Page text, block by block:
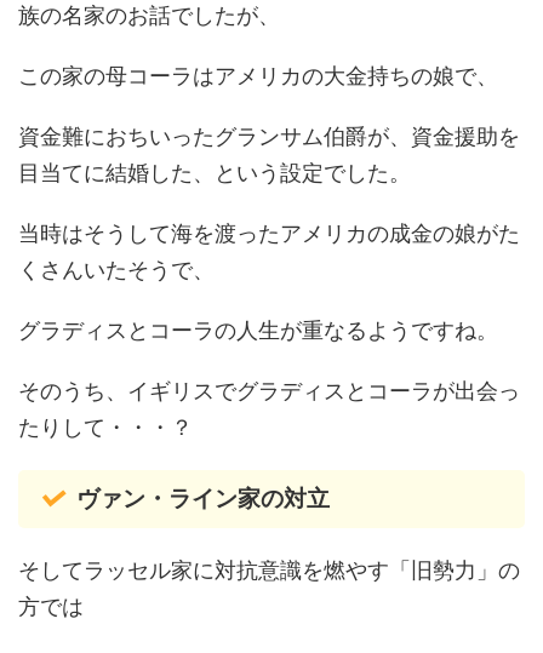
族の名家のお話でしたが、
この家の母コーラはアメリカの大金持ちの娘で、
資金難におちいったグランサム伯爵が、資金援助を
目当てに結婚した、という設定でした。
当時はそうして海を渡ったアメリカの成金の娘がた
くさんいたそうで、
グラディスとコーラの人生が重なるようですね。
そのうち、イギリスでグラディスとコーラが出会っ
たりして・・・？
ヴァン・ライン家の対立
そしてラッセル家に対抗意識を燃やす「旧勢力」の
方では